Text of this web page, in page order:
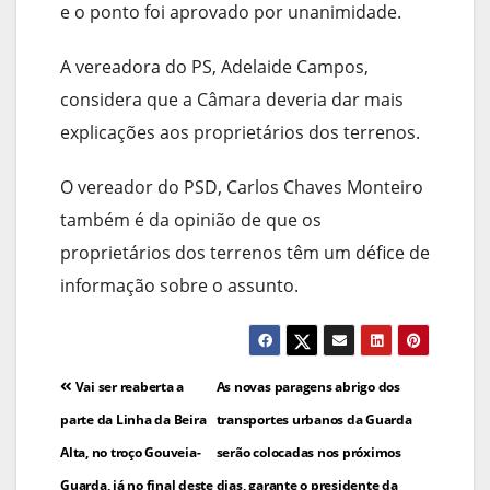
e o ponto foi aprovado por unanimidade.
A vereadora do PS, Adelaide Campos,
considera que a Câmara deveria dar mais
explicações aos proprietários dos terrenos.
O vereador do PSD, Carlos Chaves Monteiro
também é da opinião de que os
proprietários dos terrenos têm um défice de
informação sobre o assunto.
Navegação
de
artigos
As novas paragens abrigo dos
transportes urbanos da Guarda
serão colocadas nos próximos
dias, garante o presidente da
Vai ser reaberta a
parte da Linha da Beira
Alta, no troço Gouveia-
Guarda, já no final deste